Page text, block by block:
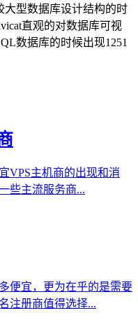
型数据库设计结构的时
直观的对数据库可视
数据库的时候出现1251
VPS主机商的出现和消
些主流服务商...
便宜，更为在乎的是需要
注册商值得选择...